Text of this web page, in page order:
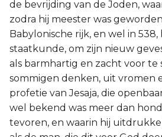
de bevrijding van de Joden,
zodra hij meester was
Babylonische rijk, en wel in
staatkunde, om zijn nieuw
als barmhartig en zacht voor te
sommigen denken, uit vromen
profetie van Jesaja, die
wel bekend was meer dan
tevoren, en waarin hij